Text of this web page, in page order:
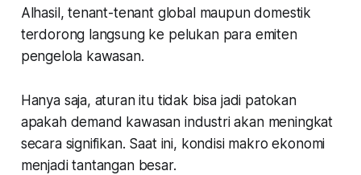
Alhasil, tenant-tenant global maupun domestik
terdorong langsung ke pelukan para emiten
pengelola kawasan.
Hanya saja, aturan itu tidak bisa jadi patokan
apakah demand kawasan industri akan meningkat
secara signifikan. Saat ini, kondisi makro ekonomi
menjadi tantangan besar.